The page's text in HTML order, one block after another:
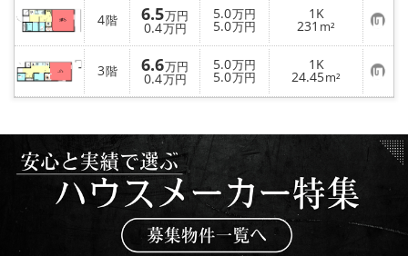
4階 6.5万円
0.4万円
5.0万円
5.0万円
1K
231 m² お
気
に
入
り
登
録
3階 6.6万円
0.4万円
5.0万円
5.0万円
1K
24.45m² お
気
に
登